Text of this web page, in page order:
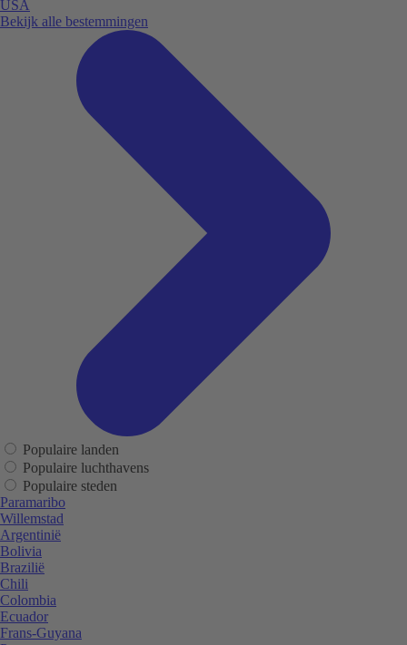
USA
Bekijk alle bestemmingen
Populaire landen
Populaire luchthavens
Populaire steden
Paramaribo
Willemstad
Argentinië
Bolivia
Brazilië
Chili
Colombia
Ecuador
Frans-Guyana